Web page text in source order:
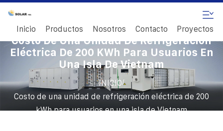
Inicio Productos Nosotros Contacto Proyectos
Costo De Una Unidad De Refrigeración
Eléctrica De 200 KWh Para Usuarios En
Una Isla De Vietnam
INICIO/
Costo de una unidad de refrigeración eléctrica de 200
kWh para usuarios en una isla de Vietnam